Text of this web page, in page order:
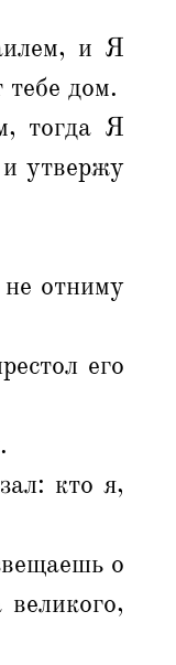
и Я
тебе дом.
тогда Я
и утвержу
отниму
его
кто я,
о